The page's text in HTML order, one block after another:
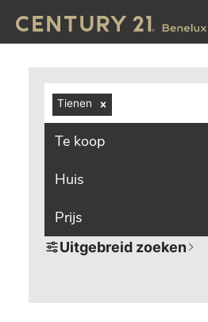
Tienen
Te koop
Huis
Prijs
Uitgebreid zoeken